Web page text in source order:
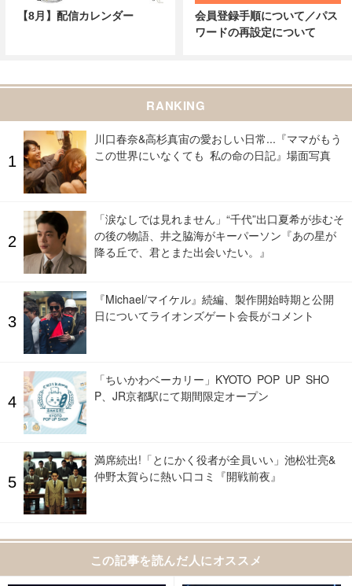
【8月】配信カレンダー
会員登録手順について／パス
ワードの再設定について
RANKING
川口春奈&高杉真宙の愛おしい日常...『ママがもう
この世界にいなくても 私の命の日記』場面写真
「涙なしでは見れません」“千代”出口夏希が歩むそ
の後の物語、井之脇海がキーパーソン『あの星が
降る丘で、君とまた出会いたい。』
『Michael/マイケル』続編、製作開始時期と公開
日についてライオンズゲート会長がコメント
「ちいかわベーカリー」KYOTO POP UP SHO
P、JR京都駅にて期間限定オープン
満席続出!「とにかく役者が全員いい」池松壮亮&
仲野太賀らに熱い口コミ『開戦前夜』
この記事を読んだ人にオススメ